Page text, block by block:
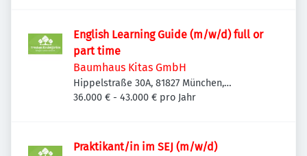
English Learning Guide (m/w/d) full or
part time
Baumhaus Kitas GmbH
Hippelstraße 30A, 81827 München,
Deutschland
36.000 € - 43.000 € pro Jahr
Praktikant/in im SEJ (m/w/d)